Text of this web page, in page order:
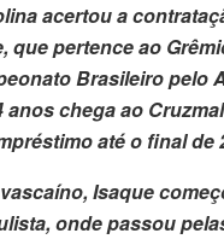
acertou a
que pertence ao
Brasileiro pelo
anos chega ao
até o final de
Isaque
onde passou